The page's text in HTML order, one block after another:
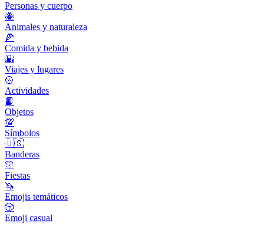
Personas y cuerpo
🐝
Animales y naturaleza
🍕
Comida y bebida
🌇
Viajes y lugares
🥎
Actividades
📙
Objetos
💯
Símbolos
🇺🇸
Banderas
🎊
Fiestas
🦄
Emojis temáticos
🎲
Emoji casual